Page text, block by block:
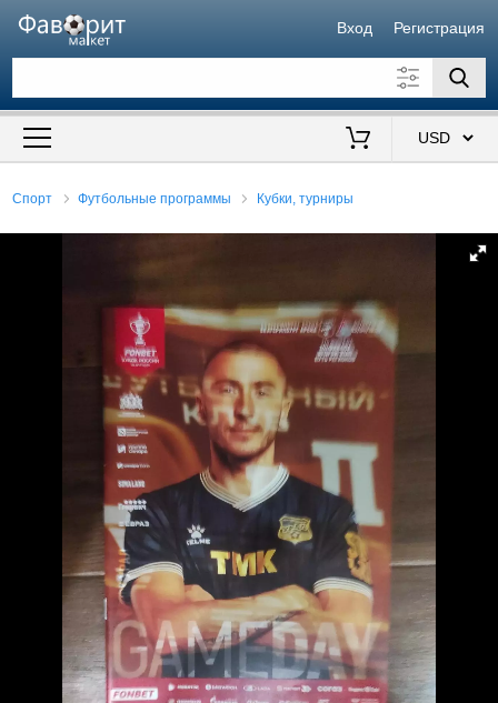
Вход Регистрация
Искать также в описании
Спорт Футбольные программы Кубки, турниры